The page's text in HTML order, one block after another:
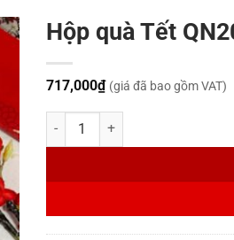
Hộp quà Tết
717,000₫ (giá đã bao gồm VAT)
Hộp quà Tết QN2004 số lượng